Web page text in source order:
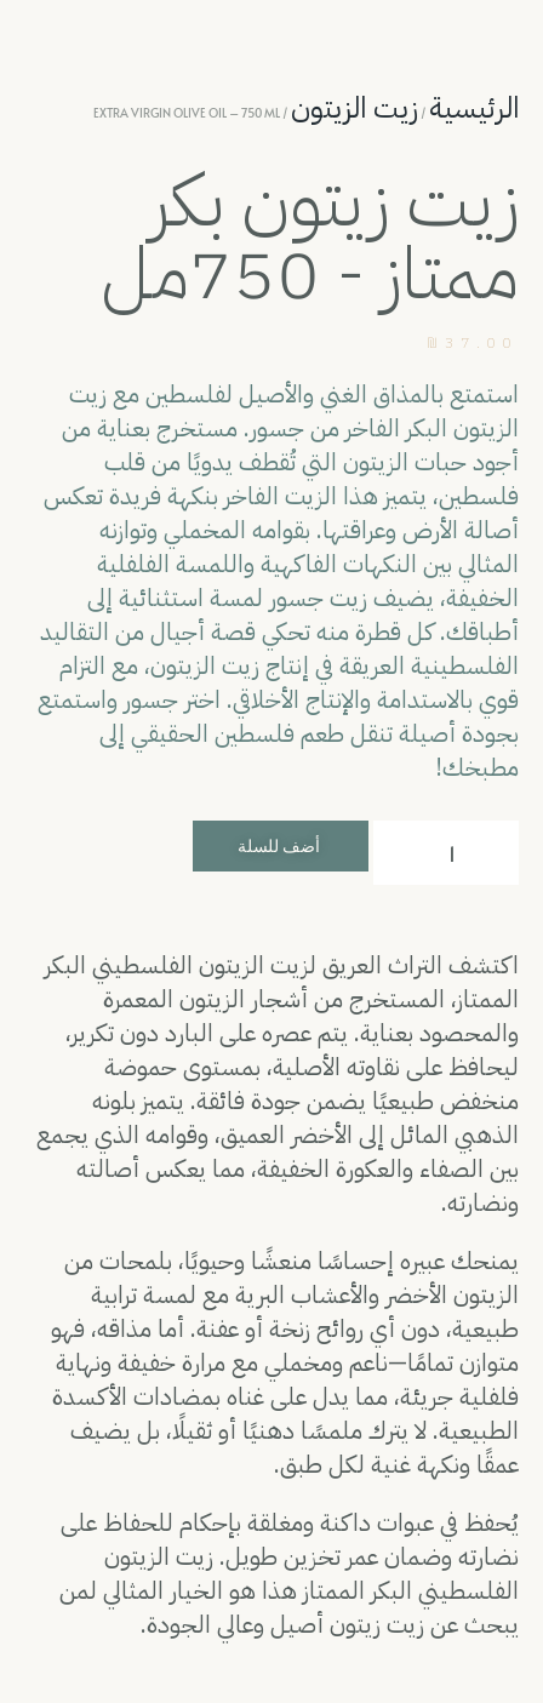
الرئيسية / زيت الزيتون / EXTRA VIRGIN OLIVE OIL – 750 ML
زيت زيتون بكر
ممتاز - 750مل
₪ 37.00
استمتع بالمذاق الغني والأصيل لفلسطين مع زيت
الزيتون البكر الفاخر من جسور. مستخرج بعناية من
أجود حبات الزيتون التي تُقطف يدويًا من قلب
فلسطين، يتميز هذا الزيت الفاخر بنكهة فريدة تعكس
أصالة الأرض وعراقتها. بقوامه المخملي وتوازنه
المثالي بين النكهات الفاكهية واللمسة الفلفلية
الخفيفة، يضيف زيت جسور لمسة استثنائية إلى
أطباقك. كل قطرة منه تحكي قصة أجيال من التقاليد
الفلسطينية العريقة في إنتاج زيت الزيتون، مع التزام
قوي بالاستدامة والإنتاج الأخلاقي. اختر جسور واستمتع
بجودة أصيلة تنقل طعم فلسطين الحقيقي إلى
مطبخك!
أضف للسلة
اكتشف التراث العريق لزيت الزيتون الفلسطيني البكر
الممتاز، المستخرج من أشجار الزيتون المعمرة
والمحصود بعناية. يتم عصره على البارد دون تكرير،
ليحافظ على نقاوته الأصلية، بمستوى حموضة
منخفض طبيعيًا يضمن جودة فائقة. يتميز بلونه
الذهبي المائل إلى الأخضر العميق، وقوامه الذي يجمع
بين الصفاء والعكورة الخفيفة، مما يعكس أصالته
ونضارته.
يمنحك عبيره إحساسًا منعشًا وحيويًا، بلمحات من
الزيتون الأخضر والأعشاب البرية مع لمسة ترابية
طبيعية، دون أي روائح زنخة أو عفنة. أما مذاقه، فهو
متوازن تمامًا—ناعم ومخملي مع مرارة خفيفة ونهاية
فلفلية جريئة، مما يدل على غناه بمضادات الأكسدة
الطبيعية. لا يترك ملمسًا دهنيًا أو ثقيلًا، بل يضيف
عمقًا ونكهة غنية لكل طبق.
يُحفظ في عبوات داكنة ومغلقة بإحكام للحفاظ على
نضارته وضمان عمر تخزين طويل. زيت الزيتون
الفلسطيني البكر الممتاز هذا هو الخيار المثالي لمن
يبحث عن زيت زيتون أصيل وعالي الجودة.